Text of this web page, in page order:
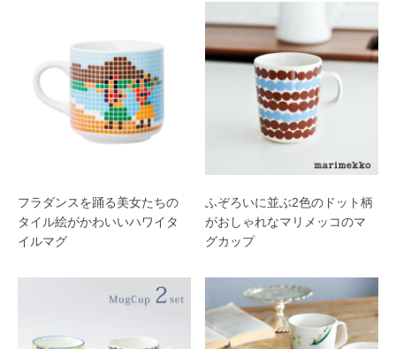
フラダンスを踊る美女たちの
タイル絵がかわいいハワイタ
イルマグ
ふぞろいに並ぶ2色のドット柄
がおしゃれなマリメッコのマ
グカップ